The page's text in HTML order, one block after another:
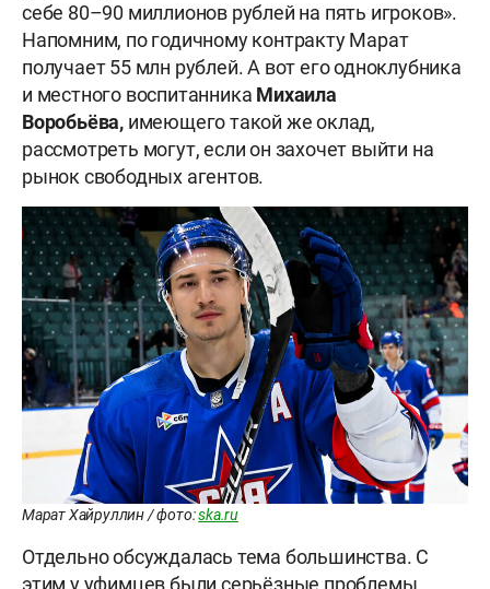
себе 80–90 миллионов рублей на пять игроков».
Напомним, по годичному контракту Марат
получает 55 млн рублей. А вот его одноклубника
и местного воспитанника Михаила
Воробьёва, имеющего такой же оклад,
рассмотреть могут, если он захочет выйти на
рынок свободных агентов.
Марат Хайруллин / фото:ska.ru
Отдельно обсуждалась тема большинства. С
этим у уфимцев были серьёзные проблемы.